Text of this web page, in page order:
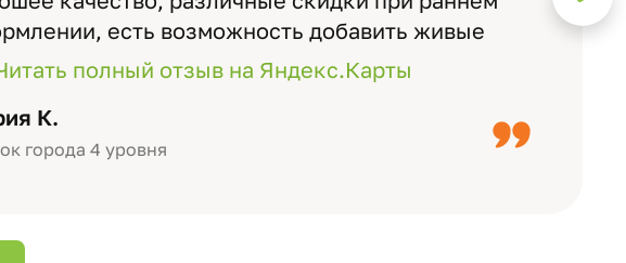
К.
города 4 уровня
есть возможность добавить живые
(потом можно смотреть через телефон
видео с детьми, воспитателями).
полный отзыв на Яндекс.Карты